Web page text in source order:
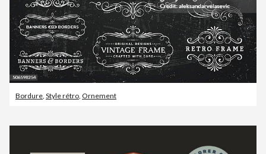
Bordure, Style rétro, Ornement